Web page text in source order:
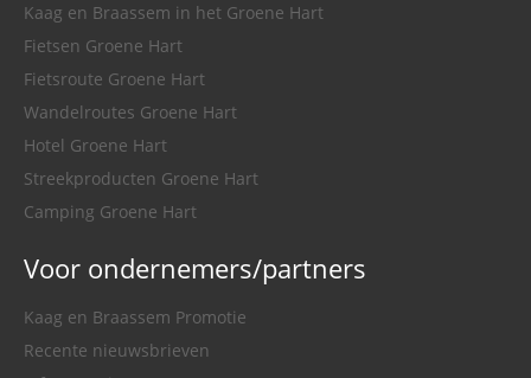
Kaag en Braassem in het Groene Hart
Fietsen Groene Hart
Fietsroute Groene Hart
Wandelroutes Groene Hart
Hotel Groene Hart
Streekproducten Groene Hart
Camping Groene Hart
Voor ondernemers/partners
Kaag en Braassem Promotie
Recente nieuwsbrieven